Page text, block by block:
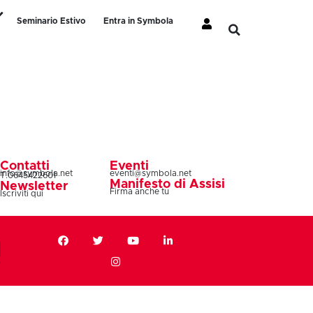
Seminario Estivo
Entra in Symbola
Contatti
info@symbola.net
T.0645422601
Newsletter
Iscriviti qui
Eventi
eventi@symbola.net
Manifesto di Assisi
Firma anche tu